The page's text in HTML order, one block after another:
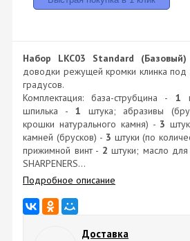
Набор LKC03 Standard (Базовый)
доводки режущей кромки клинка под
градусов.
Комплектация: база-струбцина - 1
шпилька - 1 штука; абразивы
крошки натурального камня) - 3
камней (брусков) - 3 штуки (по
прижимной винт - 2 штуки; масло для
SHARPENERS...
Подробное описание
Доставка